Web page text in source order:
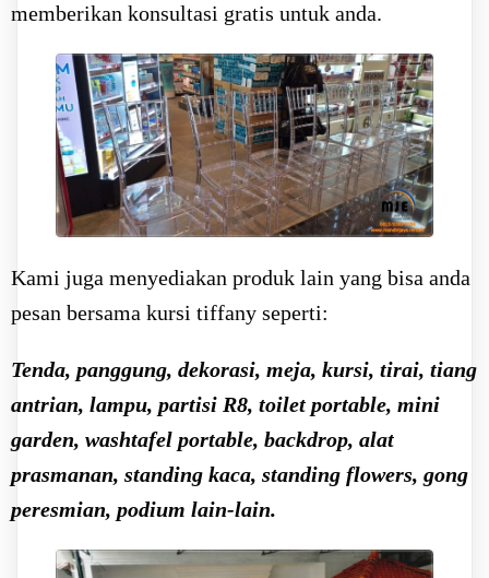
memberikan konsultasi gratis untuk anda.
Kami juga menyediakan produk lain yang bisa anda
pesan bersama kursi tiffany seperti:
Tenda, panggung, dekorasi, meja, kursi, tirai, tiang
antrian, lampu, partisi R8, toilet portable, mini
garden, washtafel portable, backdrop, alat
prasmanan, standing kaca, standing flowers, gong
peresmian, podium lain-lain.